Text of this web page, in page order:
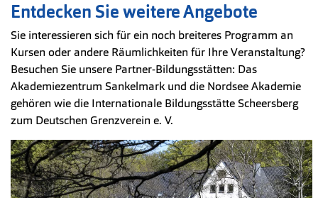
Entdecken Sie weitere Angebote
Sie interessieren sich für ein noch breiteres Programm an
Kursen oder andere Räumlichkeiten für Ihre Veranstaltung?
Besuchen Sie unsere Partner-Bildungsstätten: Das
Akademiezentrum Sankelmark und die Nordsee Akademie
gehören wie die Internationale Bildungsstätte Scheersberg
zum Deutschen Grenzverein e. V.